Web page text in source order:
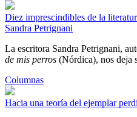
Diez imprescindibles de la
Sandra Petrignani
La escritora Sandra Petrignani,
de mis perros (Nórdica), nos deja
Columnas
Hacia una teoría del ejemplar